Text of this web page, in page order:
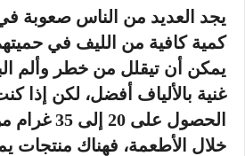
يجد العديد من الناس صعوبة
كمية كافية من الليف في
يمكن أن تيقلل من خطر وألم
غنية بالألياف أفضل، لكن إذا
الحصول على
خلال الأطعمة، فهناك منتجات